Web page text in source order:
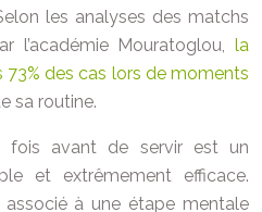
les analyses des matchs
l’académie Mouratoglou, la
des cas lors de moments
sa routine.
fois avant de servir est un
et extrêmement efficace.
à une étape mentale